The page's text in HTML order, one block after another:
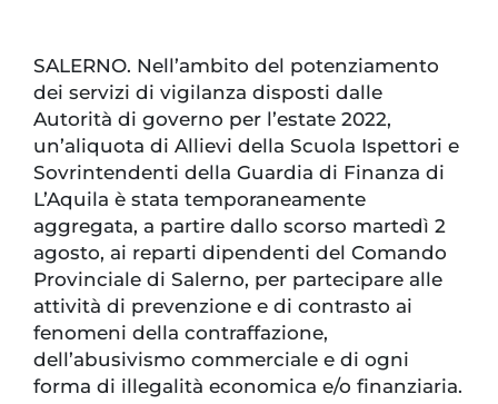
SALERNO. Nell’ambito del potenziamento
dei servizi di vigilanza disposti dalle
Autorità di governo per l’estate 2022,
un’aliquota di Allievi della Scuola Ispettori e
Sovrintendenti della Guardia di Finanza di
L’Aquila è stata temporaneamente
aggregata, a partire dallo scorso martedì 2
agosto, ai reparti dipendenti del Comando
Provinciale di Salerno, per partecipare alle
attività di prevenzione e di contrasto ai
fenomeni della contraffazione,
dell’abusivismo commerciale e di ogni
forma di illegalità economica e/o finanziaria.